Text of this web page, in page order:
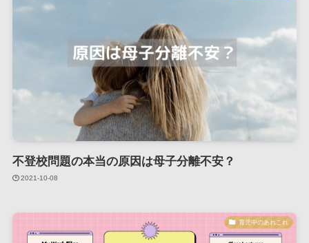
不登校問題の本当の原因は母子分離不安？
2021-10-08
育児中のあれこれ